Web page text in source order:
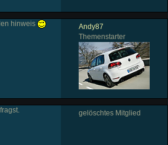
Andy87
Themenstarter
hinweis
gelöschtes Mitglied